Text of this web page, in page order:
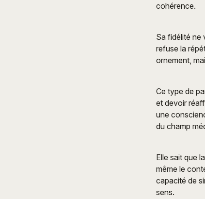
cohérence.
Sa fidélité ne
refuse la
ornement,
Ce type de
et devoir
une
du champ
Elle sait que
même le
capacité de
sens.